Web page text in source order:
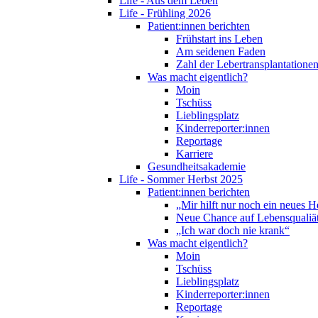
Life - Frühling 2026
Patient:innen berichten
Frühstart ins Leben
Am seidenen Faden
Zahl der
Was macht eigentlich?
Moin
Tschüss
Lieblingsplatz
Kinderreporter:innen
Reportage
Karriere
Gesundheitsakademie
Life - Sommer Herbst 2025
Patient:innen berichten
„Mir hilft nur noch ein neues
Neue Chance auf
„Ich war doch nie krank“
Was macht eigentlich?
Moin
Tschüss
Lieblingsplatz
Kinderreporter:innen
Reportage